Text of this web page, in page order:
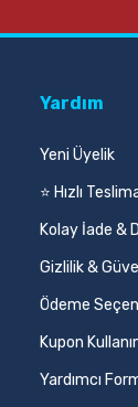
Yardım
Yeni Üyelik
⭐ Hızlı
Kolay İade &
Gizlilik &
Ödeme
Kupon
Yardımcı